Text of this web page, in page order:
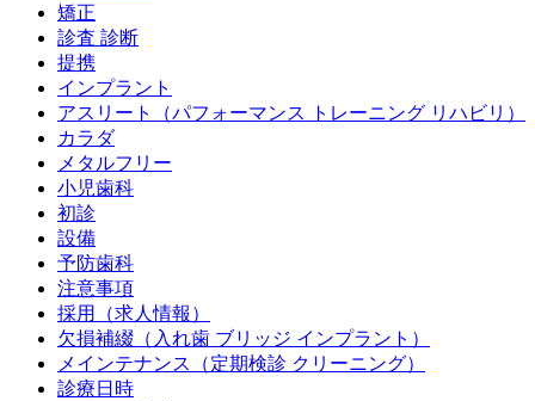
矯正
診査 診断
提携
インプラント
アスリート（パフォーマンス トレーニング リハビリ）
カラダ
メタルフリー
小児歯科
初診
設備
予防歯科
注意事項
採用（求人情報）
欠損補綴（入れ歯 ブリッジ インプラント）
メインテナンス（定期検診 クリーニング）
診療日時